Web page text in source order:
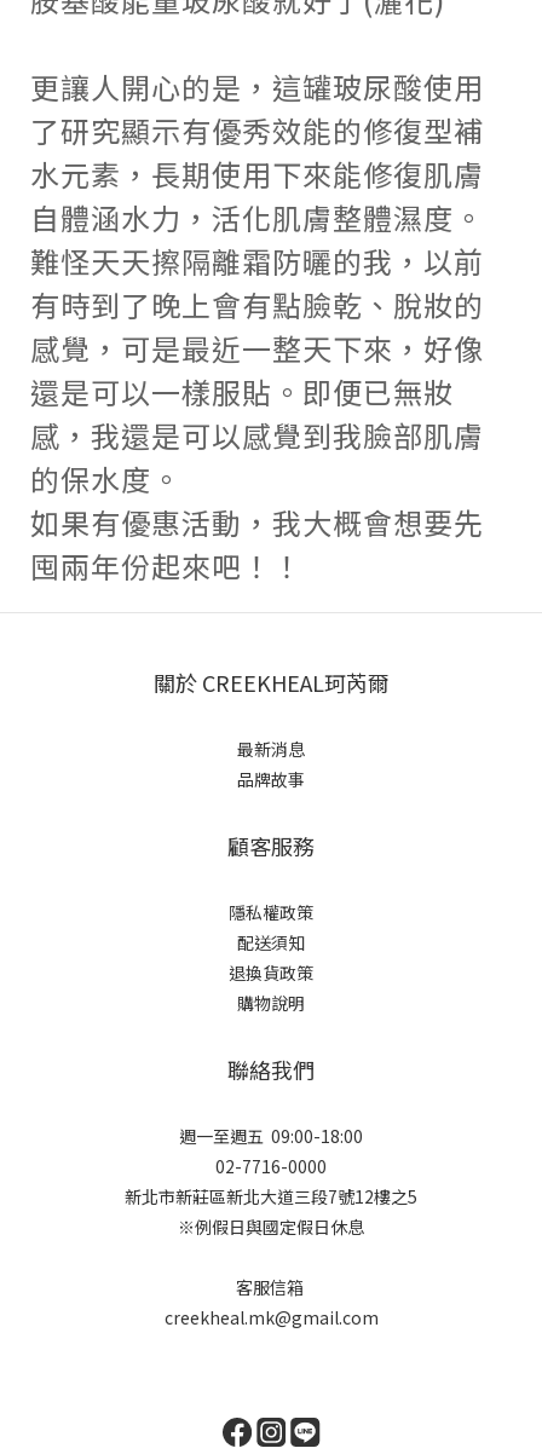
更讓人開心的是，這罐玻尿酸使用
了研究顯示有優秀效能的修復型補
水元素，長期使用下來能修復肌膚
自體涵水力，活化肌膚整體濕度。
難怪天天擦隔離霜防曬的我，以前
有時到了晚上會有點臉乾、脫妝的
感覺，可是最近一整天下來，好像
還是可以一樣服貼。即便已無妝
感，我還是可以感覺到我臉部肌膚
的保水度。
如果有優惠活動，我大概會想要先
囤兩年份起來吧！！
關於 CREEKHEAL珂芮爾
最新消息
品牌故事
顧客服務
隱私權政策
配送須知
退換貨政策
購物說明
聯絡我們
週一至週五 09:00-18:00
02-7716-0000
新北市新莊區新北大道三段7號12樓之5
※例假日與國定假日休息
客服信箱
creekheal.mk@gmail.com